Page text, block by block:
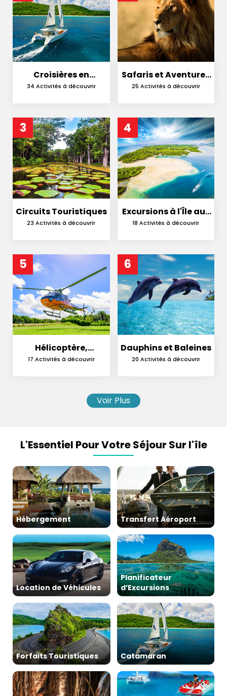
Croisières en
Catamaran
34 Activités à découvrir
Safaris et Aventures
en Nature
25 Activités à découvrir
3
Circuits Touristiques
23 Activités à découvrir
4
Excursions à l'Île aux
Cerfs
18 Activités à découvrir
5
Hélicoptère,
Hydravion et
17 Activités à découvrir
6
Dauphins et Baleines
20 Activités à découvrir
Voir Plus
L'Essentiel Pour Votre Séjour Sur l'île
Hébergement Transfert Aéroport
Location de Véhicules
Planificateur
d’Excursions
Forfaits Touristiques Catamaran